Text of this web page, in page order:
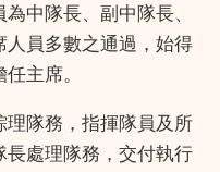
中隊長、副中隊長、
員多數之通過，始得
主席。
隊務，指揮隊員及所
長處理隊務，交付執行